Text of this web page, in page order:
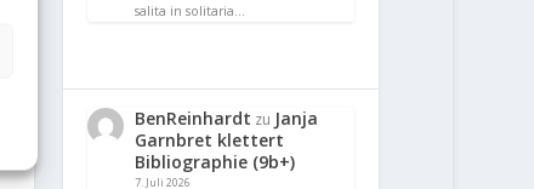
salita in solitaria…
BenReinhardt zu Janja
Garnbret klettert
Bibliographie (9b+)
7. Juli 2026